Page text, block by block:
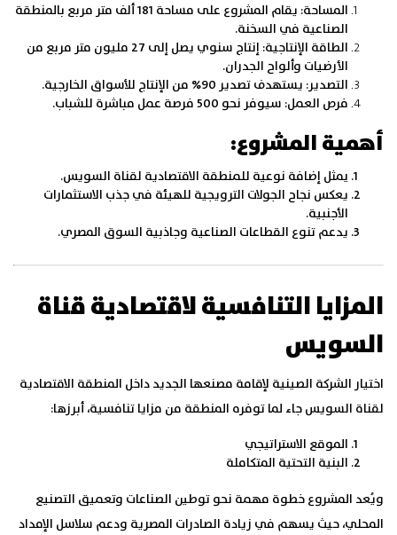
المساحة:
يقام المشروع على مساحة 181 ألف متر مربع بالمنطقة
الصناعية في السخنة.
الطاقة الإنتاجية:
إنتاج سنوي يصل إلى 27 مليون متر مربع من
الأرضيات وألواح الجدران.
التصدير: يستهدف تصدير 90% من الإنتاج للأسواق الخارجية.
فرص العمل: سيوفر نحو 500 فرصة عمل مباشرة للشباب.
أهمية المشروع:
يمثل إضافة نوعية للمنطقة الاقتصادية لقناة السويس.
يعكس نجاح الجولات الترويجية للهيئة في جذب الاستثمارات
الأجنبية.
يدعم تنوع القطاعات الصناعية وجاذبية السوق المصري.
المزايا التنافسية لاقتصادية قناة
السويس
اختيار الشركة الصينية لإقامة مصنعها الجديد داخل المنطقة الاقتصادية
لقناة السويس جاء لما توفره المنطقة من مزايا تنافسية، أبرزها:
الموقع الاستراتيجي
البنية التحتية المتكاملة
ويُعد المشروع خطوة مهمة نحو توطين الصناعات وتعميق التصنيع
المحلي، حيث يسهم في زيادة الصادرات المصرية ودعم سلاسل الإمداد